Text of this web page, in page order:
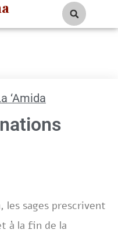
‘Amida
les sages prescrivent
à la fin de la